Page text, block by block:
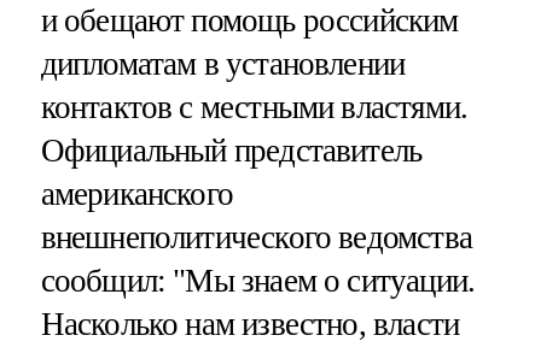
и обещают помощь российским
дипломатам в установлении
контактов с местными властями.
Официальный представитель
американского
внешнеполитического ведомства
сообщил: "Мы знаем о ситуации.
Насколько нам известно, власти